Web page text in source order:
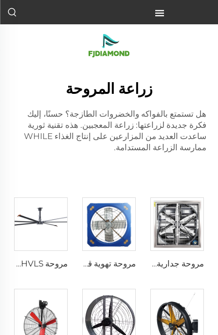
زراعة المروحة
هل تستمتع بالفواكه والخضروات الطازجة؟ حسنًا، إليك
فكرة جديدة لزراعتها: زراعة المعجبين. هذه تقنية ثورية
ساعدت العديد من المزارعين على إنتاج الغذاء WHILE
ممارسة الزراعة المستدامة.
مروحة جدارية صناعية مقاس 1530 مم للحظائر المغلفة بالزنك والمصنوعة من الفولاذ المقاوم للصدأ مروحة تهوية قطرها 1.2 متر لمزرعة الأبقار مروحة استنزاف خضراء لمزرعة الأبقار مروحة استنزاف الحليب مروحة HVLS بطول 24 قدمًا (7.3 متر) كبيرة الحجم، مروحة سقف صناعية كهربائية لمزارع الأبقار والمستودعات